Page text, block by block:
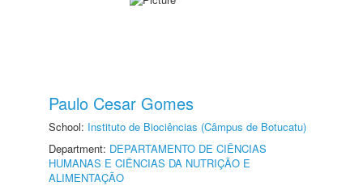
Paulo Cesar Gomes
School: Instituto de Biociências (Câmpus de Botucatu)
Department: DEPARTAMENTO DE CIÊNCIAS
HUMANAS E CIÊNCIAS DA NUTRIÇÃO E
ALIMENTAÇÃO